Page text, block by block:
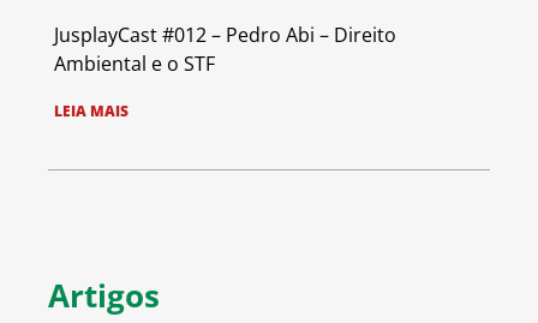
JusplayCast #012 – Pedro Abi – Direito
Ambiental e o STF
LEIA MAIS
Artigos